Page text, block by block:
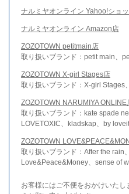
ナルミヤオンライン Yahoo!ショ
ナルミヤオンライン Amazon店
ZOZOTOWN petitmain店
取り扱いブランド：petit main、
ZOZOTOWN X-girl Stages店
取り扱いブランド：X-girl Stages
ZOZOTOWN NARUMIYA ONLINE
取り扱いブランド：kate spade
LOVETOXIC、kladskap、by
ZOZOTOWN
取り扱いブランド：After the rain
Love&Peace&Money、sense of
お客様にはご不便をおかけいた